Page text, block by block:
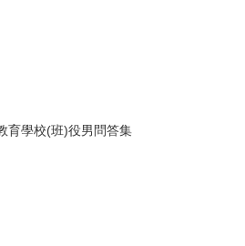
育學校(班)役男問答集